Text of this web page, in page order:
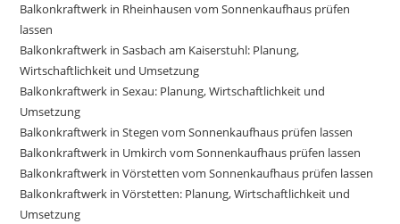
Balkonkraftwerk in Rheinhausen vom Sonnenkaufhaus prüfen
lassen
Balkonkraftwerk in Sasbach am Kaiserstuhl: Planung,
Wirtschaftlichkeit und Umsetzung
Balkonkraftwerk in Sexau: Planung, Wirtschaftlichkeit und
Umsetzung
Balkonkraftwerk in Stegen vom Sonnenkaufhaus prüfen lassen
Balkonkraftwerk in Umkirch vom Sonnenkaufhaus prüfen lassen
Balkonkraftwerk in Vörstetten vom Sonnenkaufhaus prüfen lassen
Balkonkraftwerk in Vörstetten: Planung, Wirtschaftlichkeit und
Umsetzung